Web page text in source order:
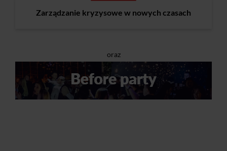
Zarządzanie kryzysowe w nowych czasach
oraz